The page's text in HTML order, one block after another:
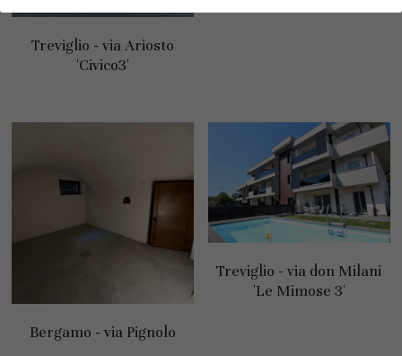
Treviglio - via Ariosto
'Civico3'
Bergamo - via Pignolo
Treviglio - via don Milani
'Le Mimose 3'